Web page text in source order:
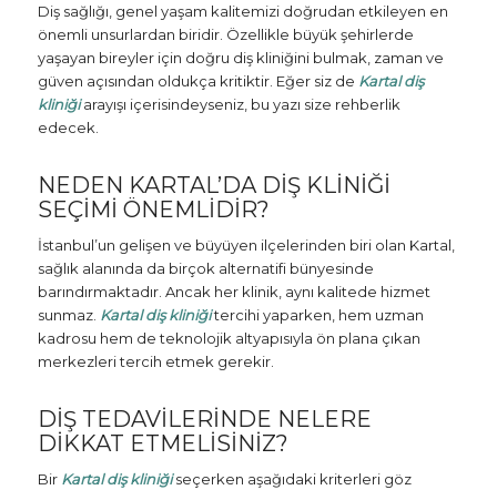
Diş sağlığı, genel yaşam kalitemizi doğrudan etkileyen en
önemli unsurlardan biridir. Özellikle büyük şehirlerde
yaşayan bireyler için doğru diş kliniğini bulmak, zaman ve
güven açısından oldukça kritiktir. Eğer siz de Kartal diş
kliniğiarayışı içerisindeyseniz, bu yazı size rehberlik
edecek.
NEDEN KARTAL’DA DIŞ KLINIĞI
SEÇIMI ÖNEMLIDIR?
İstanbul’un gelişen ve büyüyen ilçelerinden biri olan Kartal,
sağlık alanında da birçok alternatifi bünyesinde
barındırmaktadır. Ancak her klinik, aynı kalitede hizmet
sunmaz. Kartal diş kliniğitercihi yaparken, hem uzman
kadrosu hem de teknolojik altyapısıyla ön plana çıkan
merkezleri tercih etmek gerekir.
DIŞ TEDAVILERINDE NELERE
DIKKAT ETMELISINIZ?
Bir Kartal diş kliniğiseçerken aşağıdaki kriterleri göz